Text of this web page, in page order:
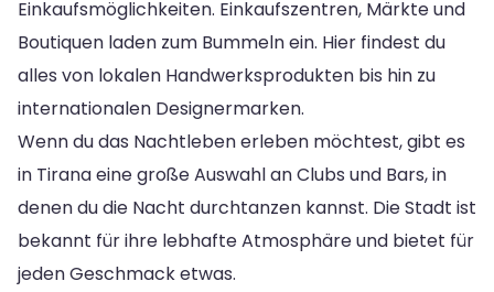
Einkaufsmöglichkeiten. Einkaufszentren, Märkte und
Boutiquen laden zum Bummeln ein. Hier findest du
alles von lokalen Handwerksprodukten bis hin zu
internationalen Designermarken.
Wenn du das Nachtleben erleben möchtest, gibt es
in Tirana eine große Auswahl an Clubs und Bars, in
denen du die Nacht durchtanzen kannst. Die Stadt ist
bekannt für ihre lebhafte Atmosphäre und bietet für
jeden Geschmack etwas.